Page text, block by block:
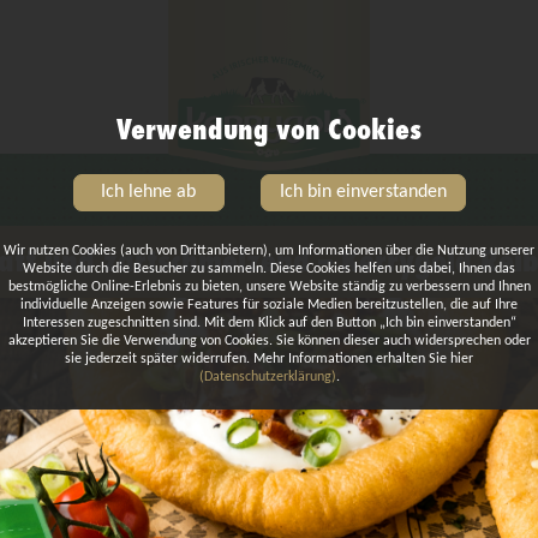
und zartschmelzend – Kerrygold
Verwendung von Cookies
Ich lehne ab Ich bin einverstanden
Wir nutzen Cookies (auch von Drittanbietern), um Informationen über die Nutzung unserer
Website durch die Besucher zu sammeln. Diese Cookies helfen uns dabei, Ihnen das
bestmögliche Online-Erlebnis zu bieten, unsere Website ständig zu verbessern und Ihnen
individuelle Anzeigen sowie Features für soziale Medien bereitzustellen, die auf Ihre
Interessen zugeschnitten sind. Mit dem Klick auf den Button „Ich bin einverstanden“
akzeptieren Sie die Verwendung von Cookies. Sie können dieser auch widersprechen oder
sie jederzeit später widerrufen. Mehr Informationen erhalten Sie hier
(Datenschutzerklärung).